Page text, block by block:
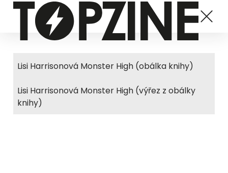
Lisi Harrisonová Monster High (obálka knihy)
Lisi Harrisonová Monster High (výřez z obálky
knihy)